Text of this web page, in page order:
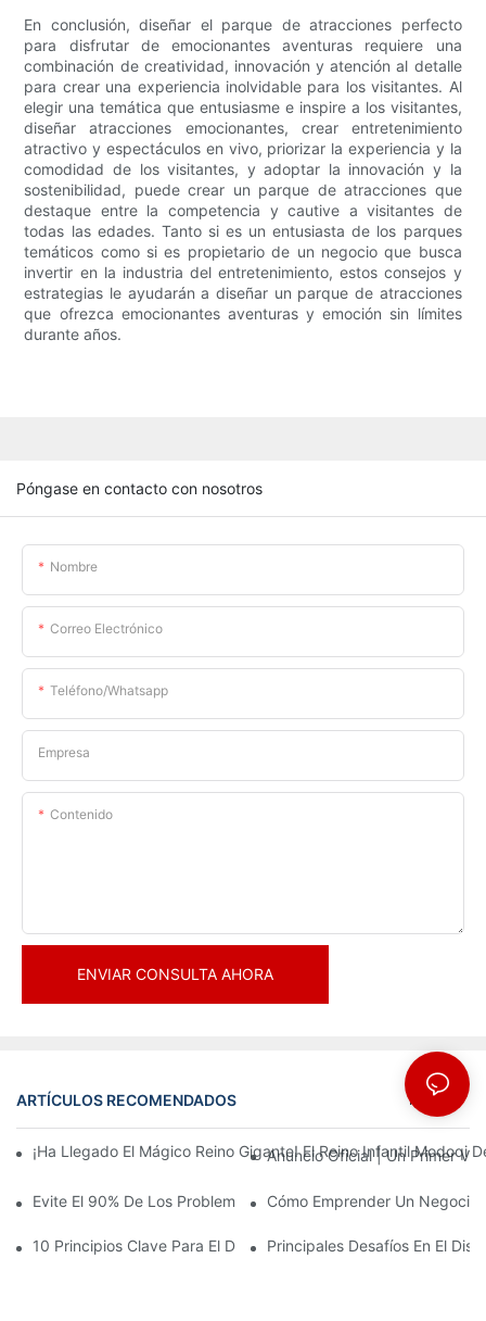
En conclusión, diseñar el parque de atracciones perfecto
para disfrutar de emocionantes aventuras requiere una
combinación de creatividad, innovación y atención al detalle
para crear una experiencia inolvidable para los visitantes. Al
elegir una temática que entusiasme e inspire a los visitantes,
diseñar atracciones emocionantes, crear entretenimiento
atractivo y espectáculos en vivo, priorizar la experiencia y la
comodidad de los visitantes, y adoptar la innovación y la
sostenibilidad, puede crear un parque de atracciones que
destaque entre la competencia y cautive a visitantes de
todas las edades. Tanto si es un entusiasta de los parques
temáticos como si es propietario de un negocio que busca
invertir en la industria del entretenimiento, estos consejos y
estrategias le ayudarán a diseñar un parque de atracciones
que ofrezca emocionantes aventuras y emoción sin límites
durante años.
Póngase en contacto con nosotros
Nombre
Correo Electrónico
Teléfono/whatsapp
Empresa
Contenido
ENVIAR CONSULTA AHORA
ARTÍCULOS RECOMENDADOS Noticias
¡Ha Llegado El Mágico Reino Gigante! El Reino Infantil Modoqi
Anuncio Oficial | Un Primer
Evite El 90% De Los Problemas: Al Invertir En Un Centro
Cómo Emprender Un Negocio
10 Principios Clave Para El Diseño Exitoso De Un Parque
Principales Desafíos En El